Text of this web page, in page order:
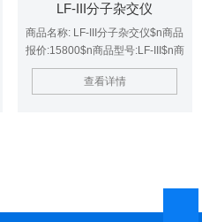
LF-III分子杂交仪
商品名称: LF-III分子杂交仪$n商品
报价:15800$n商品型号:LF-III$n商
品简述:出口型$n商品品牌:豫明品
牌
查看详情